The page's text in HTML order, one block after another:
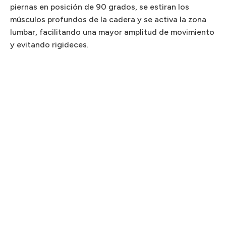
piernas en posición de 90 grados, se estiran los
músculos profundos de la cadera y se activa la zona
lumbar, facilitando una mayor amplitud de movimiento
y evitando rigideces.